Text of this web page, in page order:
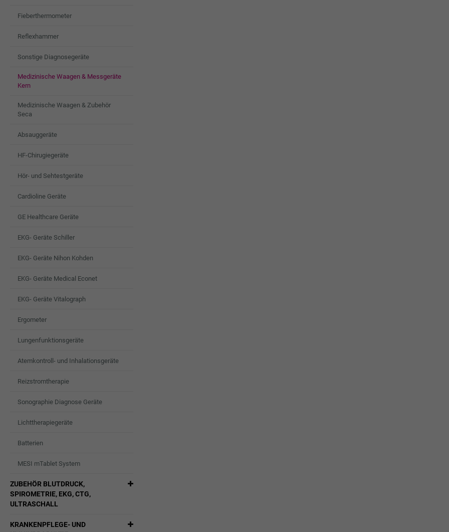
Fieberthermometer
Reflexhammer
Sonstige Diagnosegeräte
Medizinische Waagen & Messgeräte
Kern
Medizinische Waagen & Zubehör
Seca
Absauggeräte
HF-Chirugiegeräte
Hör- und Sehtestgeräte
Cardioline Geräte
GE Healthcare Geräte
EKG- Geräte Schiller
EKG- Geräte Nihon Kohden
EKG- Geräte Medical Econet
EKG- Geräte Vitalograph
Ergometer
Lungenfunktionsgeräte
Atemkontroll- und Inhalationsgeräte
Reizstromtherapie
Sonographie Diagnose Geräte
Lichttherapiegeräte
Batterien
MESI mTablet System
ZUBEHÖR BLUTDRUCK,
SPIROMETRIE, EKG, CTG,
ULTRASCHALL
KRANKENPFLEGE- UND